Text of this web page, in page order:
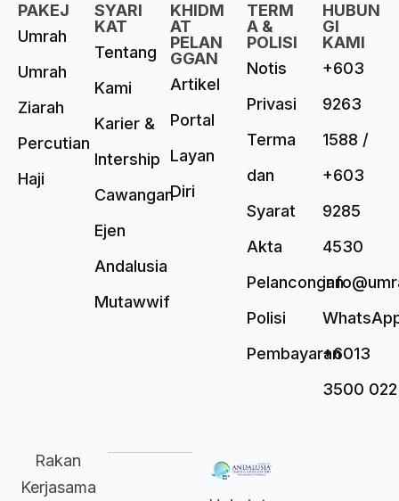
PAKEJ
Umrah
Umrah
Ziarah
Percutian
Haji
SYARI
KAT
Tentang
Kami
Karier &
Intership
Cawangan
Ejen
Andalusia
Mutawwif
KHIDM
AT
PELAN
GGAN
Artikel
Portal
Layan
Diri
TERM
A &
POLISI
Notis
Privasi
Terma
dan
Syarat
Akta
Pelancongan
Polisi
Pembayaran
HUBUN
GI
KAMI
+603
9263
1588 /
+603
9285
4530
+6013
3500 022
Rakan
Kerjasama